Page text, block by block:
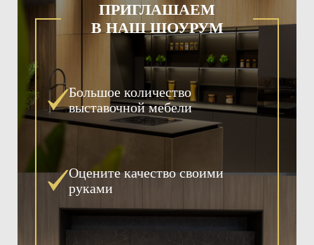
ПРИГЛАШАЕМ
В НАШ ШОУРУМ
Большое количество
выставочной мебели
Оцените качество своими
руками